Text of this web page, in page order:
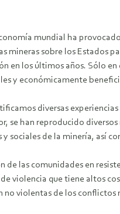
mundial ha
mineras sobre los Estados
en los últimos años. Sólo
y económicamente
diversas
se han reproducido
sociales de la minería, así
de las comunidades en
violencia que tiene altos
no violentas de los conflictos